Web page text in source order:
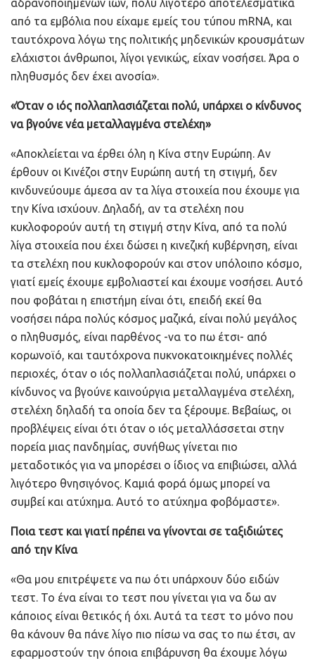
αδρανοποιημένων ιών, πολύ λιγότερο αποτελεσματικά
από τα εμβόλια που είχαμε εμείς του τύπου mRNA, και
ταυτόχρονα λόγω της πολιτικής μηδενικών κρουσμάτων
ελάχιστοι άνθρωποι, λίγοι γενικώς, είχαν νοσήσει. Άρα ο
πληθυσμός δεν έχει ανοσία».
«Όταν ο ιός πολλαπλασιάζεται πολύ, υπάρχει ο κίνδυνος
να βγούνε νέα μεταλλαγμένα στελέχη»
«Αποκλείεται να έρθει όλη η Κίνα στην Ευρώπη. Αν
έρθουν οι Κινέζοι στην Ευρώπη αυτή τη στιγμή, δεν
κινδυνεύουμε άμεσα αν τα λίγα στοιχεία που έχουμε για
την Κίνα ισχύουν. Δηλαδή, αν τα στελέχη που
κυκλοφορούν αυτή τη στιγμή στην Κίνα, από τα πολύ
λίγα στοιχεία που έχει δώσει η κινεζική κυβέρνηση, είναι
τα στελέχη που κυκλοφορούν και στον υπόλοιπο κόσμο,
γιατί εμείς έχουμε εμβολιαστεί και έχουμε νοσήσει. Αυτό
που φοβάται η επιστήμη είναι ότι, επειδή εκεί θα
νοσήσει πάρα πολύς κόσμος μαζικά, είναι πολύ μεγάλος
ο πληθυσμός, είναι παρθένος -να το πω έτσι- από
κορωνοϊό, και ταυτόχρονα πυκνοκατοικημένες πολλές
περιοχές, όταν ο ιός πολλαπλασιάζεται πολύ, υπάρχει ο
κίνδυνος να βγούνε καινούργια μεταλλαγμένα στελέχη,
στελέχη δηλαδή τα οποία δεν τα ξέρουμε. Βεβαίως, οι
προβλέψεις είναι ότι όταν ο ιός μεταλλάσσεται στην
πορεία μιας πανδημίας, συνήθως γίνεται πιο
μεταδοτικός για να μπορέσει ο ίδιος να επιβιώσει, αλλά
λιγότερο θνησιγόνος. Καμιά φορά όμως μπορεί να
συμβεί και ατύχημα. Αυτό το ατύχημα φοβόμαστε».
Ποια τεστ και γιατί πρέπει να γίνονται σε ταξιδιώτες
από την Κίνα
«Θα μου επιτρέψετε να πω ότι υπάρχουν δύο ειδών
τεστ. Το ένα είναι το τεστ που γίνεται για να δω αν
κάποιος είναι θετικός ή όχι. Αυτά τα τεστ το μόνο που
θα κάνουν θα πάνε λίγο πιο πίσω να σας το πω έτσι, αν
εφαρμοστούν την όποια επιβάρυνση θα έχουμε λόγω